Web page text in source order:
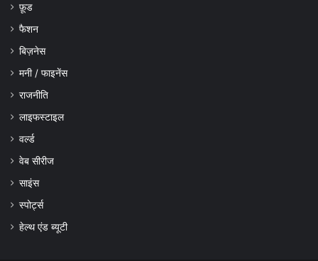
फ़ूड
फैशन
बिज़नेस
मनी / फाइनेंस
राजनीति
लाइफस्टाइल
वर्ल्ड
वेब सीरीज
साइंस
स्पोर्ट्स
हेल्थ एंड ब्यूटी